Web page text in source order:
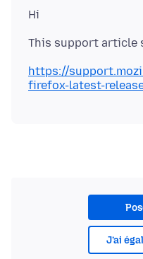
https://
firefox-latest-
J’ai